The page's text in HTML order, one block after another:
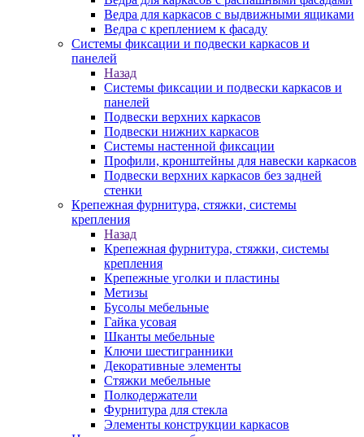
Ведра для каркасов с выдвижными ящиками
Ведра с креплением к фасаду
Системы фиксации и подвески каркасов и
панелей
Назад
Системы фиксации и подвески каркасов и
панелей
Подвески верхних каркасов
Подвески нижних каркасов
Системы настенной фиксации
Профили, кронштейны для навески каркасов
Подвески верхних каркасов без задней
стенки
Крепежная фурнитура, стяжки, системы
крепления
Назад
Крепежная фурнитура, стяжки, системы
крепления
Крепежные уголки и пластины
Метизы
Бусолы мебельные
Гайка усовая
Шканты мебельные
Ключи шестигранники
Декоративные элементы
Стяжки мебельные
Полкодержатели
Фурнитура для стекла
Элементы конструкции каркасов